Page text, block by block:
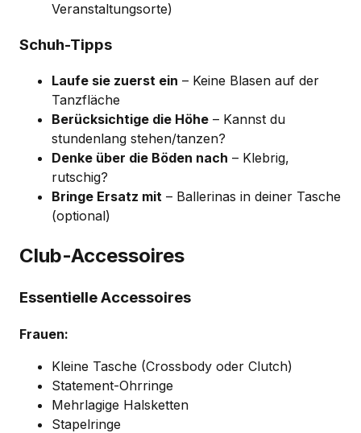
Veranstaltungsorte)
Schuh-Tipps
Laufe sie zuerst ein – Keine Blasen auf der
Tanzfläche
Berücksichtige die Höhe – Kannst du
stundenlang stehen/tanzen?
Denke über die Böden nach – Klebrig,
rutschig?
Bringe Ersatz mit – Ballerinas in deiner Tasche
(optional)
Club-Accessoires
Essentielle Accessoires
Frauen:
Kleine Tasche (Crossbody oder Clutch)
Statement-Ohrringe
Mehrlagige Halsketten
Stapelringe